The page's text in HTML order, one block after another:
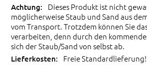
Dieses Produkt ist nicht
möglicherweise Staub und Sand aus
vom Transport. Trotzdem können Sie
verarbeiten, denn durch den
sich der Staub/Sand von selbst ab.
Freie